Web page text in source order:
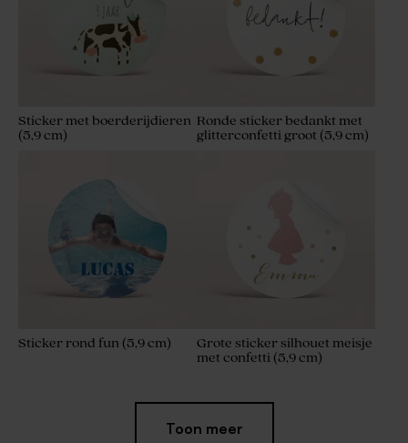
Sticker met boerderijdieren
(5,9 cm)
Ronde sticker bedankt met
glitterconfetti groot (5,9 cm)
Sticker rond fun (5,9 cm)
Grote sticker silhouet meisje
met confetti (5,9 cm)
Toon meer